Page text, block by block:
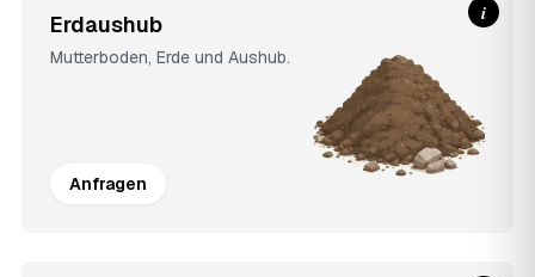
Erdaushub
Mutterboden, Erde und Aushub.
Anfragen
i